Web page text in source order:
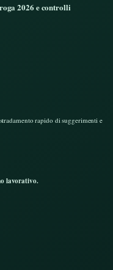
2026 e controlli
rapido di suggerimenti e
lavorativo.